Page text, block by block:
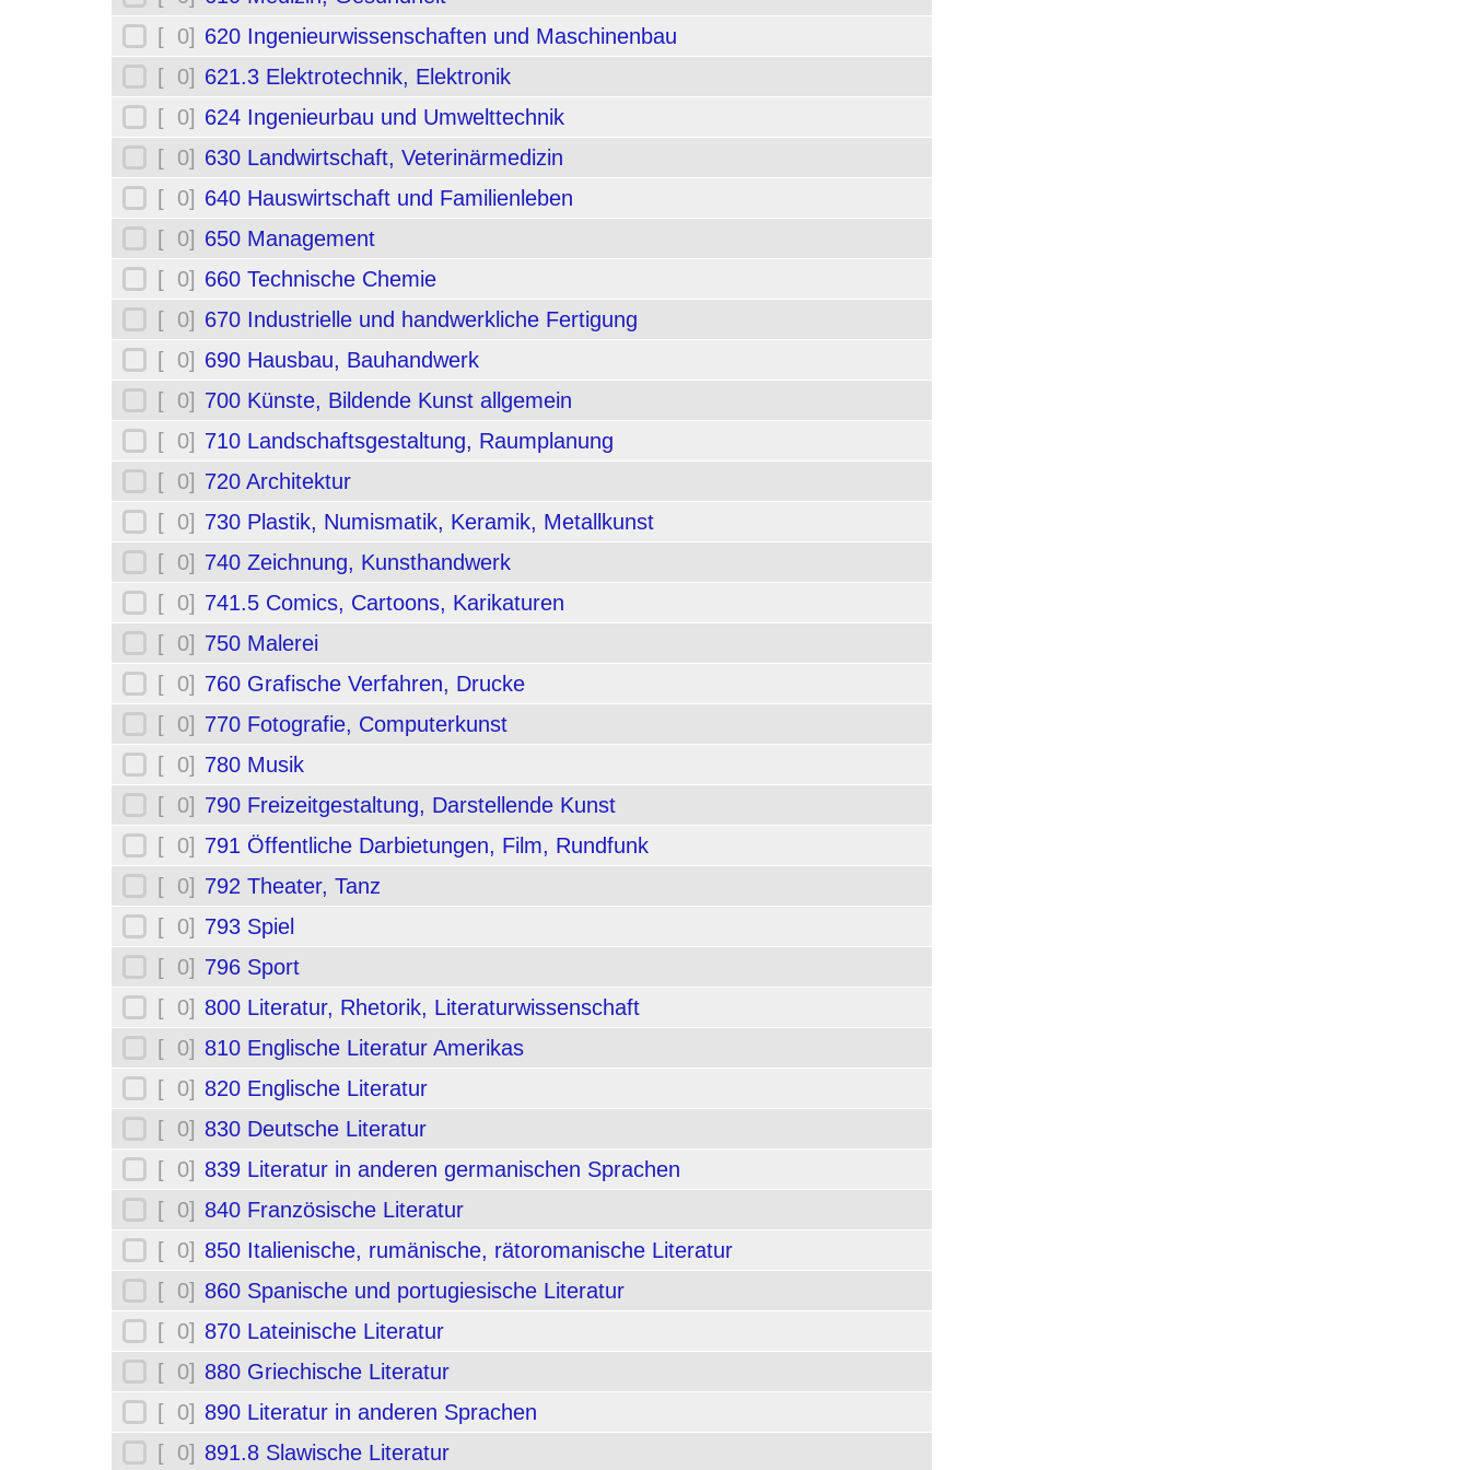
[ 0] 620 Ingenieurwissenschaften und Maschinenbau
[ 0] 621.3 Elektrotechnik, Elektronik
[ 0] 624 Ingenieurbau und Umwelttechnik
[ 0] 630 Landwirtschaft, Veterinärmedizin
[ 0] 640 Hauswirtschaft und Familienleben
[ 0] 650 Management
[ 0] 660 Technische Chemie
[ 0] 670 Industrielle und handwerkliche Fertigung
[ 0] 690 Hausbau, Bauhandwerk
[ 0] 700 Künste, Bildende Kunst allgemein
[ 0] 710 Landschaftsgestaltung, Raumplanung
[ 0] 720 Architektur
[ 0] 730 Plastik, Numismatik, Keramik, Metallkunst
[ 0] 740 Zeichnung, Kunsthandwerk
[ 0] 741.5 Comics, Cartoons, Karikaturen
[ 0] 750 Malerei
[ 0] 760 Grafische Verfahren, Drucke
[ 0] 770 Fotografie, Computerkunst
[ 0] 780 Musik
[ 0] 790 Freizeitgestaltung, Darstellende Kunst
[ 0] 791 Öffentliche Darbietungen, Film, Rundfunk
[ 0] 792 Theater, Tanz
[ 0] 793 Spiel
[ 0] 796 Sport
[ 0] 800 Literatur, Rhetorik, Literaturwissenschaft
[ 0] 810 Englische Literatur Amerikas
[ 0] 820 Englische Literatur
[ 0] 830 Deutsche Literatur
[ 0] 839 Literatur in anderen germanischen Sprachen
[ 0] 840 Französische Literatur
[ 0] 850 Italienische, rumänische, rätoromanische Literatur
[ 0] 860 Spanische und portugiesische Literatur
[ 0] 870 Lateinische Literatur
[ 0] 880 Griechische Literatur
[ 0] 890 Literatur in anderen Sprachen
[ 0] 891.8 Slawische Literatur